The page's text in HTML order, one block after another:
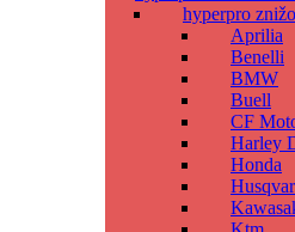
hyperpro
Aprilia
Benelli
BMW
Buell
CF
Harley
Honda